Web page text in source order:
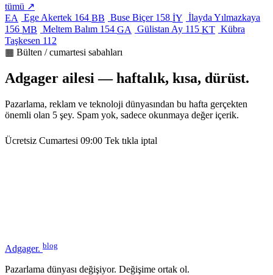
tümü ↗
EA
Ege Akertek 164 BB Buse Biçer 158 İY İlayda Yılmazkaya
156 MB Meltem Balım 154 GA Gülistan Ay 115 KT Kübra
Taşkesen 112
▦ Bülten / cumartesi sabahları
Adgager ailesi — haftalık, kısa, dürüst.
Pazarlama, reklam ve teknoloji dünyasından bu hafta gerçekten
önemli olan 5 şey. Spam yok, sadece okunmaya değer içerik.
Ücretsiz Cumartesi 09:00 Tek tıkla iptal
Adgager. blog
Pazarlama dünyası değişiyor. Değişime ortak ol.